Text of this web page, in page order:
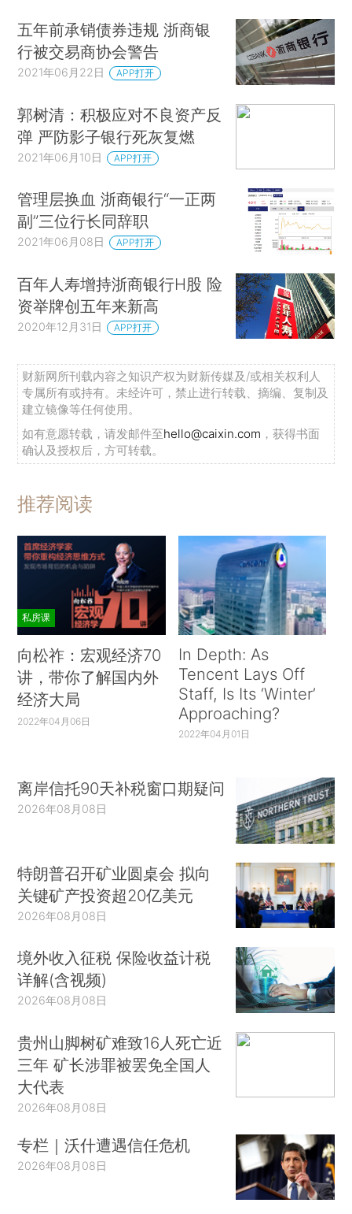
五年前承销债券违规 浙商银
行被交易商协会警告
2021年06月22日 APP打开
郭树清：积极应对不良资产反
弹 严防影子银行死灰复燃
2021年06月10日 APP打开
管理层换血 浙商银行“一正两
副”三位行长同辞职
2021年06月08日 APP打开
百年人寿增持浙商银行H股 险
资举牌创五年来新高
2020年12月31日 APP打开
财新网所刊载内容之知识产权为财新传媒及/或相关权利人
专属所有或持有。未经许可，禁止进行转载、摘编、复制及
建立镜像等任何使用。
如有意愿转载，请发邮件至hello@caixin.com ，获得书面
确认及授权后，方可转载。
推荐阅读
私房课
向松祚：宏观经济70
讲，带你了解国内外
经济大局
2022年04月06日
In Depth: As
Tencent Lays Off
Staff, Is Its ‘Winter’
Approaching?
2022年04月01日
离岸信托90天补税窗口期疑问
2026年08月08日
特朗普召开矿业圆桌会 拟向
关键矿产投资超20亿美元
2026年08月08日
境外收入征税 保险收益计税
详解(含视频)
2026年08月08日
贵州山脚树矿难致16人死亡近
三年 矿长涉罪被罢免全国人
大代表
2026年08月08日
专栏｜沃什遭遇信任危机
2026年08月08日